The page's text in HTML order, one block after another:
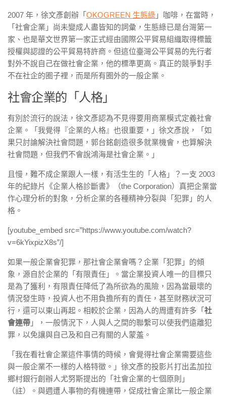
2007 年，徐文彥創辦「 OKOGREEN 生態綠 」咖啡，在當時，
「社會企業」尚未變成人盡皆知的詞彙，生態綠已是台灣第一
家、也是華文世界第一家正式經由國際公平貿易組織取得標籤
授權與認證的公平貿易特許商。但這位臺灣公平貿易的先行者
對外不說自己在做社會企業，他的標準更高。真正的競爭對手
不在社企的圈子裡，而是所有圈外的一般企業。
社會企業的「人格」
有別於流行的說法，徐文彥認為不見得要用商業模式定義社會
企業。「我覺得『企業的人格』也很重要，」徐文彥說，「如
果只討論解決社會問題，郭台銘創造很多就業機會，也算解決
社會問題，但我們不會說鴻海是社會企業。」
且慢，難不成企業跟人一樣，有活生生的「人格」？一支 2003
年的紀錄片《企業人格診斷書》（the Corporation）真把企業當
作心理分析的對象，分析企業的各種精神分裂與「犯罪」的人
格。
[youtube_embed src=”https://www.youtube.com/watch?
v=6kYixpizX8s”/]
如果一般企業會犯罪，那社會企業會嗎？企業「犯罪」的傾
象，源自於企業的「有限責任」。當企業投資人唯一的目標只
是為了獲利，有限責任降低了為所欲為的風險，因為當最壞的
情況發生時，投資人也不用負擔所有的責任，甚至財務狀況可
行，還可以東山再起。相較於企業，因為人的周遭有許多「 社
會連帶 」，一般情況下，人與人之間的聯繫可以使我們遠離犯
罪，以免讓與自己及和自己有關的人蒙羞。
「我在看社會企業這件事情的時候，會覺得社會企業需要這些
與一般企業不一樣的人格特徵。」徐文彥的投影片打出孟加拉
鄉村銀行創辦人尤努斯提出的「社會企業的七個原則」
（註）。與週遭人事物的有機連帶，促成社會企業比一般企業